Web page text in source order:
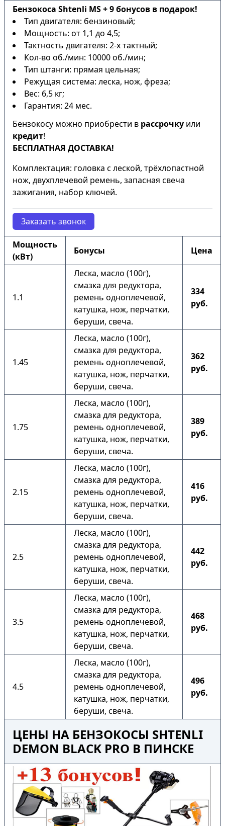
Бензокоса Shtenli MS + 9 бонусов в подарок!
Тип двигателя: бензиновый;
Мощность: от 1,1 до 4,5;
Тактность двигателя: 2-х тактный;
Кол-во об./мин: 10000 об./мин;
Тип штанги: прямая цельная;
Режущая система: леска, нож, фреза;
Вес: 6,5 кг;
Гарантия: 24 мес.
Бензокосу можно приобрести в рассрочку или
кредит!
БЕСПЛАТНАЯ ДОСТАВКА!
Комплектация: головка с леской, трёхлопастной
нож, двухплечевой ремень, запасная свеча
зажигания, набор ключей.
Заказать звонок
Мощность
(кВт)
Бонусы Цена
1.1
Леска, масло (100г),
смазка для редуктора,
ремень одноплечевой,
катушка, нож, перчатки,
беруши, свеча.
334
руб.
1.45
Леска, масло (100г),
смазка для редуктора,
ремень одноплечевой,
катушка, нож, перчатки,
беруши, свеча.
362
руб.
1.75
Леска, масло (100г),
смазка для редуктора,
ремень одноплечевой,
катушка, нож, перчатки,
беруши, свеча.
389
руб.
2.15
Леска, масло (100г),
смазка для редуктора,
ремень одноплечевой,
катушка, нож, перчатки,
беруши, свеча.
416
руб.
2.5
Леска, масло (100г),
смазка для редуктора,
ремень одноплечевой,
катушка, нож, перчатки,
беруши, свеча.
442
руб.
3.5
Леска, масло (100г),
смазка для редуктора,
ремень одноплечевой,
катушка, нож, перчатки,
беруши, свеча.
468
руб.
4.5
Леска, масло (100г),
смазка для редуктора,
ремень одноплечевой,
катушка, нож, перчатки,
беруши, свеча.
496
руб.
ЦЕНЫ НА БЕНЗОКОСЫ SHTENLI
DEMON BLACK PRO В ПИНСКЕ